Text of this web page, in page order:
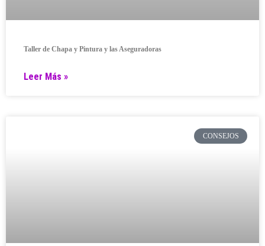
Taller de Chapa y Pintura y las Aseguradoras
Leer Más »
CONSEJOS